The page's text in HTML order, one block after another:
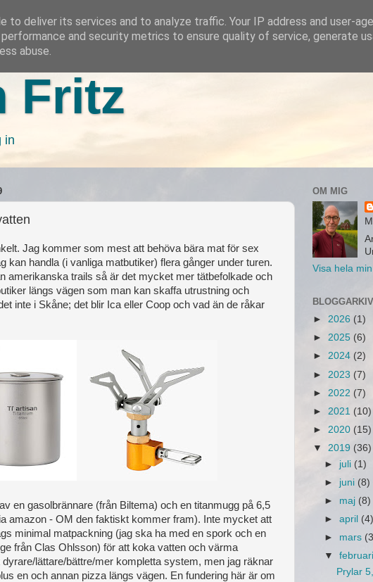
Fritz
in
Jag kommer som mest att behöva bära mat för sex
kan handla (i vanliga matbutiker) flera gånger under turen.
amerikanska trails så är det mycket mer tätbefolkade och
längs vägen som man kan skaffa utrustning och
inte i Skåne; det blir Ica eller Coop och vad än de råkar
en gasolbrännare (från Biltema) och en titanmugg på 6,5
amazon - OM den faktiskt kommer fram). Inte mycket att
minimal matpackning (jag ska ha med en spork och en
från Clas Ohlsson) för att koka vatten och värma
lättare/bättre/mer kompletta system, men jag räknar
en och annan pizza längs vägen. En fundering här är om
OM MIG
Visa hela min
BLOGGARKIV
► 2026 (1)
► 2025 (6)
► 2024 (2)
► 2023 (7)
► 2022 (7)
► 2021 (10)
► 2020 (15)
▼ 2019 (36)
► juli (1)
► juni (8)
► maj (8)
►april (4)
► mars
▼februari
Prylar
to deliver its services and to analyze traffic. Your IP address and user-
and security metrics to ensure quality of service, generate
abuse.